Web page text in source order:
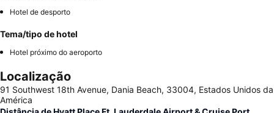
Hotel de desporto
Tema/tipo de hotel
Hotel próximo do aeroporto
Localização
91 Southwest 18th Avenue, Dania Beach, 33004, Estados Unidos da
América